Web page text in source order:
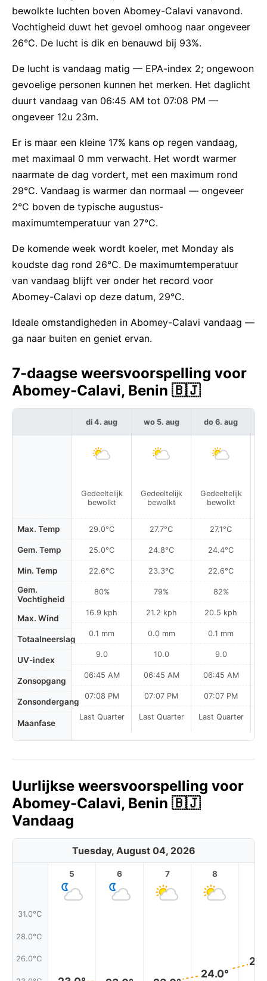
bewolkte luchten boven Abomey-Calavi vanavond.
Vochtigheid duwt het gevoel omhoog naar ongeveer
26°C. De lucht is dik en benauwd bij 93%.
De lucht is vandaag matig — EPA-index 2; ongewoon
gevoelige personen kunnen het merken. Het daglicht
duurt vandaag van 06:45 AM tot 07:08 PM —
ongeveer 12u 23m.
Er is maar een kleine 17% kans op regen vandaag,
met maximaal 0 mm verwacht. Het wordt warmer
naarmate de dag vordert, met een maximum rond
29°C. Vandaag is warmer dan normaal — ongeveer
2°C boven de typische augustus-
maximumtemperatuur van 27°C.
De komende week wordt koeler, met Monday als
koudste dag rond 26°C. De maximumtemperatuur
van vandaag blijft ver onder het record voor
Abomey-Calavi op deze datum, 29°C.
Ideale omstandigheden in Abomey-Calavi vandaag —
ga naar buiten en geniet ervan.
7-daagse weersvoorspelling voor
Abomey-Calavi, Benin 🇧🇯
Max. Temp
Gem. Temp
Min. Temp
Gem.
Vochtigheid
Max. Wind
Totaalneerslag
UV-index
Zonsopgang
Zonsondergang
Maanfase
di 4. aug
Gedeeltelijk
bewolkt
29.0°C
25.0°C
22.6°C
80%
16.9 kph
0.1 mm
9.0
06:45 AM
07:08 PM
Last Quarter
wo 5. aug
Gedeeltelijk
bewolkt
27.7°C
24.8°C
23.3°C
79%
21.2 kph
0.0 mm
10.0
06:45 AM
07:07 PM
Last Quarter
do 6. aug
Gedeeltelijk
bewolkt
27.1°C
24.4°C
22.6°C
82%
20.5 kph
0.1 mm
9.0
06:45 AM
07:07 PM
Last Quarter
Uurlijkse weersvoorspelling voor
Abomey-Calavi, Benin 🇧🇯
Vandaag
Tuesday, August 04, 2026
31.0°C
28.0°C
26.0°C
5 6 7 8
24.0°